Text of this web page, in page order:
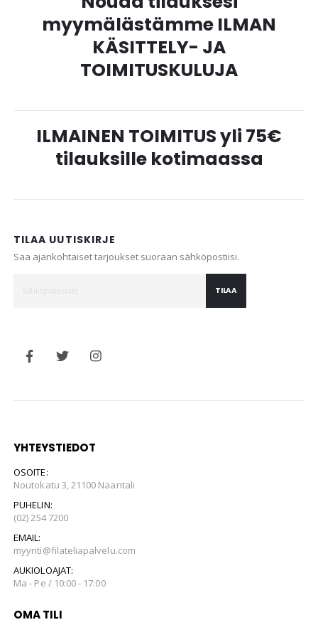
myymälästämme ILMAN
KÄSITTELY- JA
TOIMITUSKULUJA
ILMAINEN TOIMITUS yli 75€
tilauksille kotimaassa
TILAA UUTISKIRJE
Saa ajankohtaiset tarjoukset suoraan sähköpostiisi.
TILAA
YHTEYSTIEDOT
OSOITE:
Noutokatu 3, 21100 Naantali
PUHELIN:
(02) 254 7200
EMAIL:
myynti@filateliapalvelu.com
AUKIOLOAJAT:
Ma - Pe / 10:00 - 17:00
OMA TILI